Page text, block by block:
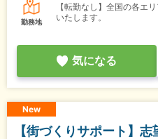
勤務地
【転勤なし】全国の各エ
いたします。
気になる
New
【街づくりサポート】